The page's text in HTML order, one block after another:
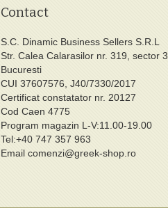
Contact
S.C. Dinamic Business Sellers S.R.L
Str. Calea Calarasilor nr. 319, sector 3,
Bucuresti
CUI 37607576, J40/7330/2017
Certificat constatator nr. 20127
Cod Caen 4775
Program magazin L-V:11.00-19.00
Tel:+40 747 357 963
Email comenzi@greek-shop.ro